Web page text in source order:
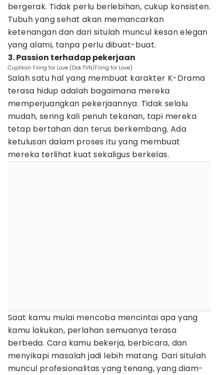
bergerak. Tidak perlu berlebihan, cukup konsisten.
Tubuh yang sehat akan memancarkan
ketenangan dan dari situlah muncul kesan elegan
yang alami, tanpa perlu dibuat-buat.
3. Passion terhadap pekerjaan
Cuplikan Filing for Love (Dok.TVN/Filing for Love)
Salah satu hal yang membuat karakter K-Drama
terasa hidup adalah bagaimana mereka
memperjuangkan pekerjaannya. Tidak selalu
mudah, sering kali penuh tekanan, tapi mereka
tetap bertahan dan terus berkembang. Ada
ketulusan dalam proses itu yang membuat
mereka terlihat kuat sekaligus berkelas.
Saat kamu mulai mencoba mencintai apa yang
kamu lakukan, perlahan semuanya terasa
berbeda. Cara kamu bekerja, berbicara, dan
menyikapi masalah jadi lebih matang. Dari situlah
muncul profesionalitas yang tenang, yang diam-